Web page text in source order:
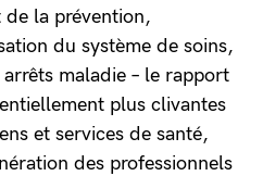
de la prévention,
du système de soins,
maladie – le rapport
plus clivantes
et services de santé,
des professionnels